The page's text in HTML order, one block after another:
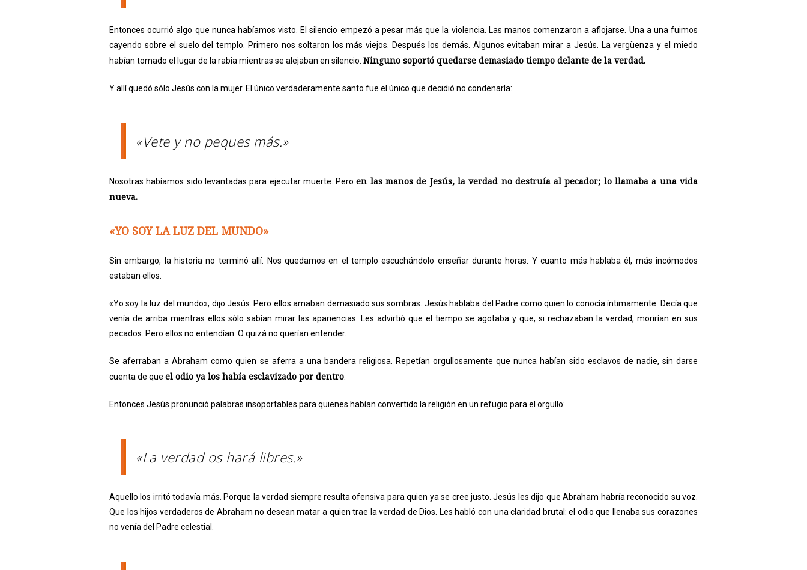
Entonces ocurrió algo que nunca habíamos visto. El silencio empezó a pesar más que la violencia. Las manos comenzaron a aflojarse. Una a una fuimos
cayendo sobre el suelo del templo. Primero nos soltaron los más viejos. Después los demás. Algunos evitaban mirar a Jesús. La vergüenza y el miedo
habían tomado el lugar de la rabia mientras se alejaban en silencio. Ninguno soportó quedarse demasiado tiempo delante de la verdad.
Y allí quedó sólo Jesús con la mujer. El único verdaderamente santo fue el único que decidió no condenarla:
«Vete y no peques más.»
Nosotras habíamos sido levantadas para ejecutar muerte. Peroen las manos de Jesús, la verdad no destruía al pecador; lo llamaba a una vida
nueva.
«YO SOY LA LUZ DEL MUNDO»
Sin embargo, la historia no terminó allí. Nos quedamos en el templo escuchándolo enseñar durante horas. Y cuanto más hablaba él, más incómodos
estaban ellos.
«Yo soy la luz del mundo», dijo Jesús. Pero ellos amaban demasiado sus sombras. Jesús hablaba del Padre como quien lo conocía íntimamente. Decía que
venía de arriba mientras ellos sólo sabían mirar las apariencias. Les advirtió que el tiempo se agotaba y que, si rechazaban la verdad, morirían en sus
pecados. Pero ellos no entendían. O quizá no querían entender.
Se aferraban a Abraham como quien se aferra a una bandera religiosa. Repetían orgullosamente que nunca habían sido esclavos de nadie, sin darse
cuenta de que el odio ya los había esclavizado por dentro
Entonces Jesús pronunció palabras insoportables para quienes habían convertido la religión en un refugio para el orgullo:
«La verdad os hará libres.»
Aquello los irritó todavía más. Porque la verdad siempre resulta ofensiva para quien ya se cree justo. Jesús les dijo que Abraham habría reconocido su voz.
Que los hijos verdaderos de Abraham no desean matar a quien trae la verdad de Dios. Les habló con una claridad brutal: el odio que llenaba sus corazones
no venía del Padre celestial.